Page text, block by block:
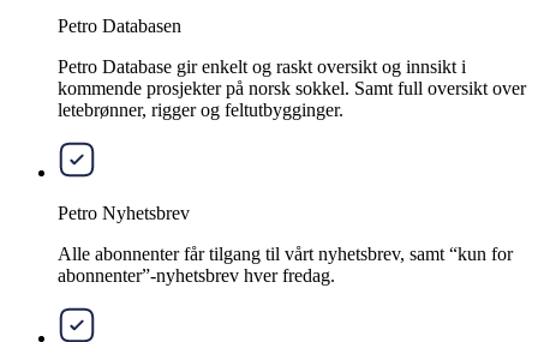
Petro Databasen
Petro Database gir enkelt og raskt oversikt og innsikt i
kommende prosjekter på norsk sokkel. Samt full oversikt over
letebrønner, rigger og feltutbygginger.
Petro Nyhetsbrev
Alle abonnenter får tilgang til vårt nyhetsbrev, samt “kun for
abonnenter”-nyhetsbrev hver fredag.